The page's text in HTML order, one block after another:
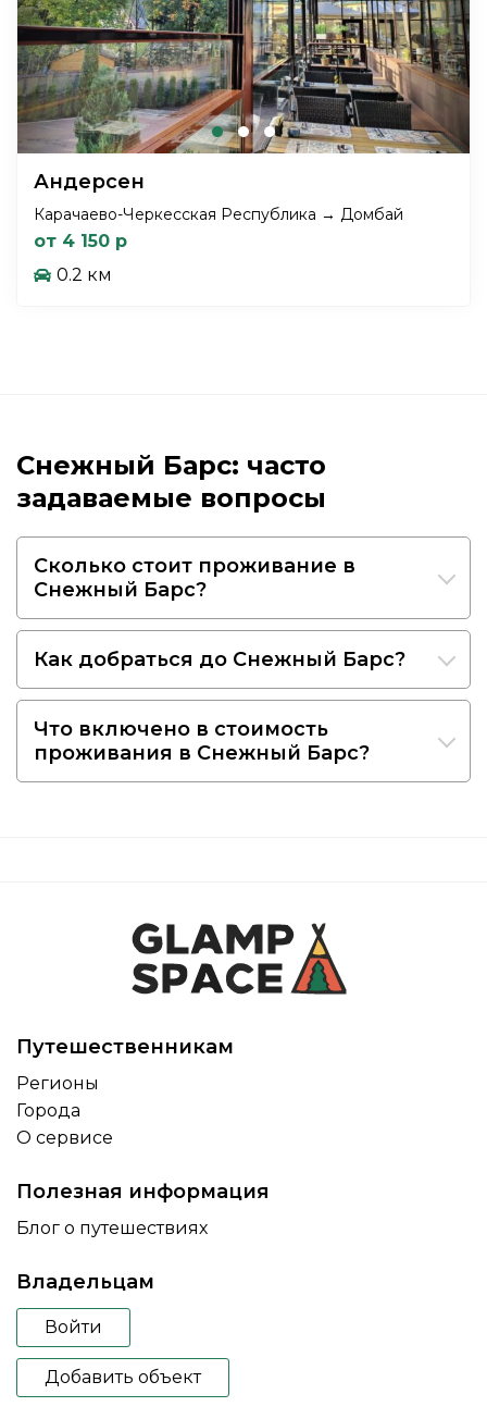
Андерсен
Карачаево-Черкесская Республика → Домбай
от 4 150 р
0.2 км
Снежный Барс: часто
задаваемые вопросы
Сколько стоит проживание в
Снежный Барс?
Как добраться до Снежный Барс?
Что включено в стоимость
проживания в Снежный Барс?
Путешественникам
Регионы
Города
О сервисе
Полезная информация
Блог о путешествиях
Владельцам
Войти
Добавить объект